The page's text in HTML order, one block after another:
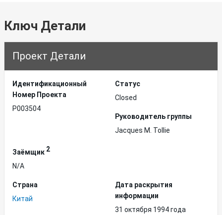
Ключ Детали
Проект Детали
Идентификационный
Hомер Проекта
P003504
Статус
Closed
Руководитель группы
Jacques M. Tollie
Заёмщик 2
N/A
Страна
Китай
Дата раскрытия
информации
31 октября 1994 года